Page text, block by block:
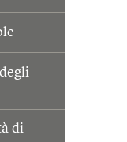
di